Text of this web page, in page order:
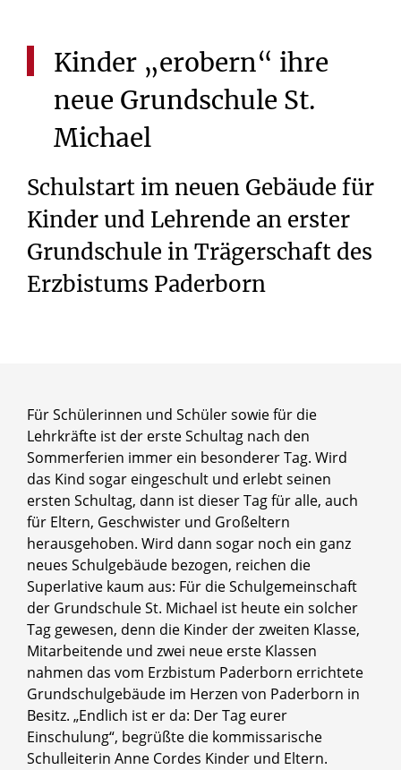
Kinder „erobern“ ihre
neue Grundschule St.
Michael
Schulstart im neuen Gebäude für
Kinder und Lehrende an erster
Grundschule in Trägerschaft des
Erzbistums Paderborn
Für Schülerinnen und Schüler sowie für die
Lehrkräfte ist der erste Schultag nach den
Sommerferien immer ein besonderer Tag. Wird
das Kind sogar eingeschult und erlebt seinen
ersten Schultag, dann ist dieser Tag für alle, auch
für Eltern, Geschwister und Großeltern
herausgehoben. Wird dann sogar noch ein ganz
neues Schulgebäude bezogen, reichen die
Superlative kaum aus: Für die Schulgemeinschaft
der Grundschule St. Michael ist heute ein solcher
Tag gewesen, denn die Kinder der zweiten Klasse,
Mitarbeitende und zwei neue erste Klassen
nahmen das vom Erzbistum Paderborn errichtete
Grundschulgebäude im Herzen von Paderborn in
Besitz. „Endlich ist er da: Der Tag eurer
Einschulung“, begrüßte die kommissarische
Schulleiterin Anne Cordes Kinder und Eltern.